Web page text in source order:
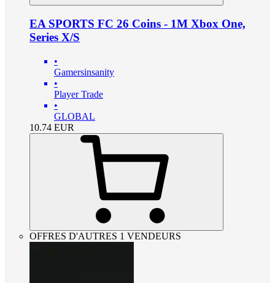
EA SPORTS FC 26 Coins - 1M Xbox One,
Series X/S
•
Gamersinsanity
•
Player Trade
•
GLOBAL
10.74 EUR
OFFRES D'AUTRES 1 VENDEURS